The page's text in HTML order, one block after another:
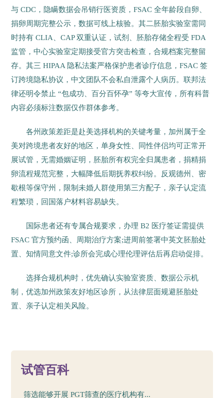
与 CDC，隐瞒数据会吊销行医资质，FSAC 全年龄段自卵、
捐卵周期完整公示，数据可线上核验。其二胚胎实验室需同
时持有 CLIA、CAP 双重认证，试剂、胚胎存储全程受 FDA
监管，中心实验室定期接受官方突击检查，合规档案完整留
存。其三 HIPAA 隐私法案严格保护患者诊疗信息，FSAC 签
订跨境隐私协议，中文团队不会私自泄露个人病历。联邦法
律还明令禁止 “包成功、百分百怀孕” 等夸大宣传，所有科普
内容必须标注数据仅作群体参考。
各州政策差距是赴美选择机构的关键考量，加州属于全
美对跨境患者友好的地区，单身女性、同性伴侣均可正常开
展试管，无需婚姻证明，胚胎所有权完全归属患者，捐精捐
卵流程规范完整，大幅降低后期抚养权纠纷。反观德州、密
歇根等保守州，限制未婚人群使用第三方配子，亲子认定流
程繁琐，回国落户材料容易缺失。
国际患者还有专属合规要求，办理 B2 医疗签证需提供
FSAC 官方预约函、周期治疗方案;进周前签署中英文胚胎处
置、知情同意文件;诊所会完成心理伦理评估后再启动促排。
选择合规机构时，优先确认实验室资质、数据公示机
制，优选加州政策友好地区诊所，从法律层面规避胚胎处
置、亲子认定相关风险。
试管百科
筛选能够开展 PGT筛查的医疗机构有...